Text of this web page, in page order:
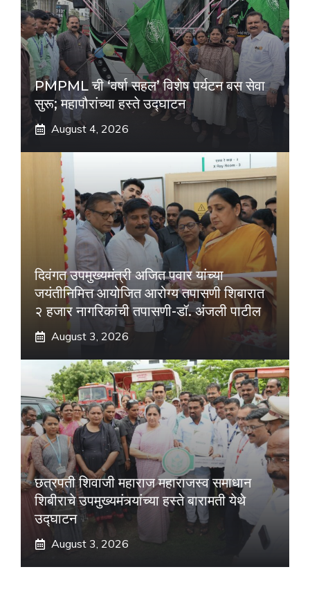
PMPML ची ‘वर्षा सहल’ विशेष पर्यटन बस सेवा
सुरू; महापौरांच्या हस्ते उद्घाटन
August 4, 2026
दिवंगत उपमुख्यमंत्री अजित पवार यांच्या
जयंतीनिमित्त आयोजित आरोग्य तपासणी शिबारात
२ हजार नागरिकांची तपासणी-डॉ. अंजली पाटील
August 3, 2026
छत्रपती शिवाजी महाराज महाराजस्व समाधान
शिबीराचे उपमुख्यमंत्र्यांच्या हस्ते बारामती येथे
उद्घाटन
August 3, 2026